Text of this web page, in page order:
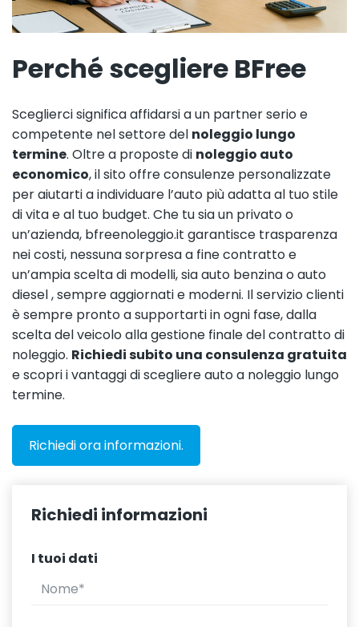
Perché scegliere BFree
Sceglierci significa affidarsi a un partner serio e
competente nel settore del noleggio lungo
termine. Oltre a proposte di noleggio auto
economico, il sito offre consulenze personalizzate
per aiutarti a individuare l’auto più adatta al tuo stile
di vita e al tuo budget. Che tu sia un privato o
un’azienda, bfreenoleggio.it garantisce trasparenza
nei costi, nessuna sorpresa a fine contratto e
un’ampia scelta di modelli, sia auto benzina o auto
diesel , sempre aggiornati e moderni. Il servizio clienti
è sempre pronto a supportarti in ogni fase, dalla
scelta del veicolo alla gestione finale del contratto di
noleggio. Richiedi subito una consulenza gratuita
e scopri i vantaggi di scegliere auto a noleggio lungo
termine.
Richiedi ora informazioni.
Richiedi informazioni
I tuoi dati